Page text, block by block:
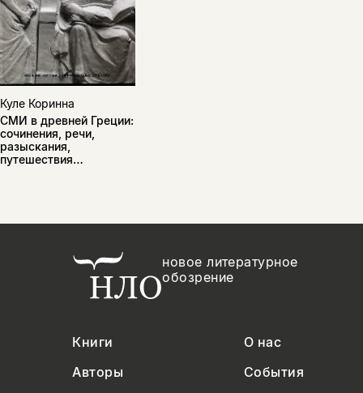
Куле Коринна
СМИ в древней Греции:
сочинения, речи,
разыскания,
путешествия…
новое литературное
обозрение
Книги
О нас
Авторы
События